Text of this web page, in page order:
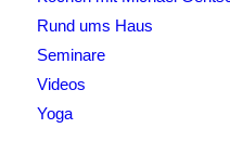
Rund ums Haus
Seminare
Videos
Yoga